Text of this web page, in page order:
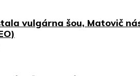
vulgárna šou, Matovič